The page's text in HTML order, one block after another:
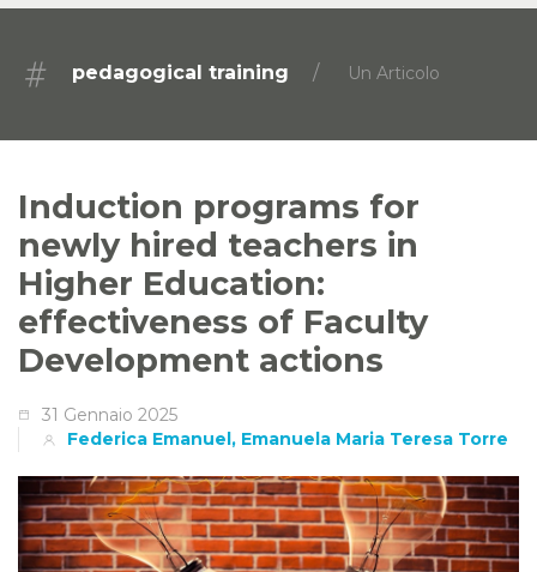
pedagogical training Un Articolo
Induction programs for
newly hired teachers in
Higher Education:
effectiveness of Faculty
Development actions
31 Gennaio 2025
Federica Emanuel, Emanuela Maria Teresa Torre